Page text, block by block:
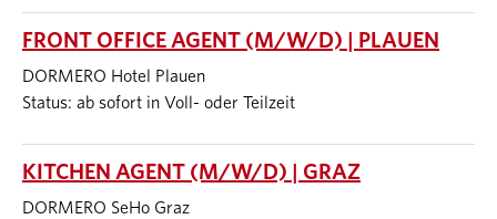
FRONT OFFICE AGENT (M/W/D) | PLAUEN
DORMERO Hotel Plauen
Status: ab sofort in Voll- oder Teilzeit
KITCHEN AGENT (M/W/D) | GRAZ
DORMERO SeHo Graz